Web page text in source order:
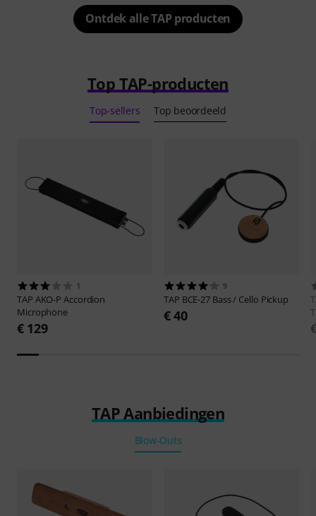
Ontdek alle TAP producten
Top TAP-producten
Top-sellers Top beoordeeld
1
TAP AKO-P Accordion
Microphone
€ 129
9
TAP BCE-27 Bass / Cello Pickup
€ 40
TAP Aanbiedingen
Blow-Outs